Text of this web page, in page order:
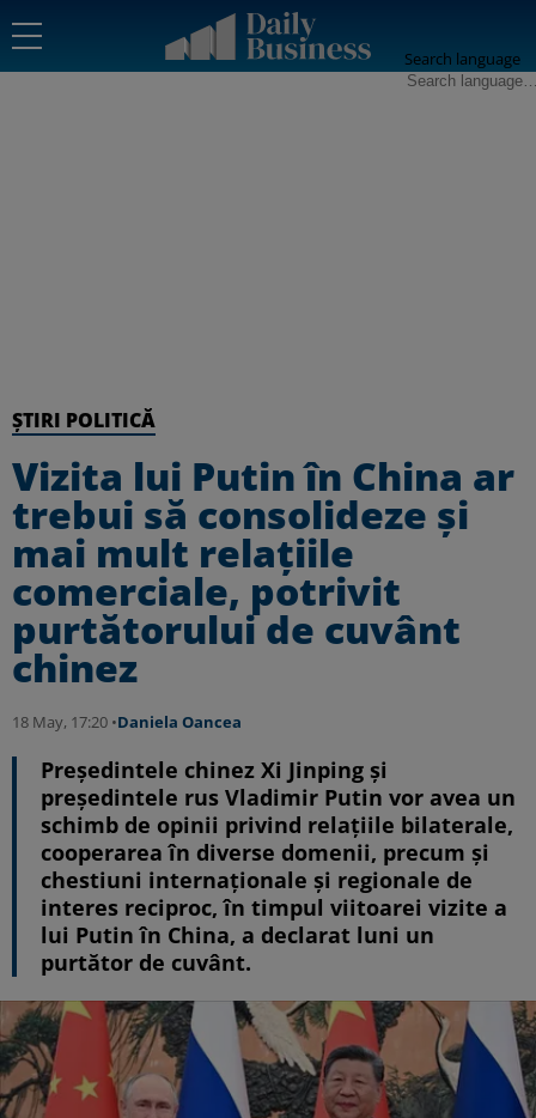
Search language
ȘTIRI POLITICĂ
Vizita lui Putin în China ar
trebui să consolideze și
mai mult relațiile
comerciale, potrivit
purtătorului de cuvânt
chinez
18 May, 17:20 •Daniela Oancea
Președintele chinez Xi Jinping și
președintele rus Vladimir Putin vor avea un
schimb de opinii privind relațiile bilaterale,
cooperarea în diverse domenii, precum și
chestiuni internaționale și regionale de
interes reciproc, în timpul viitoarei vizite a
lui Putin în China, a declarat luni un
purtător de cuvânt.